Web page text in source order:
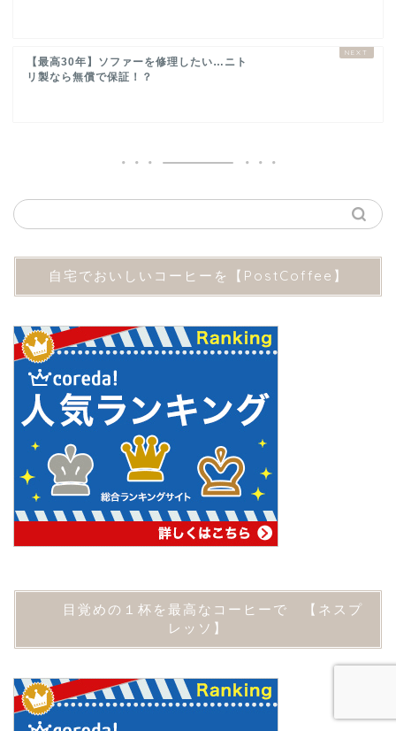
【最高30年】ソファーを修理したい…ニト
リ製なら無償で保証！？
自宅でおいしいコーヒーを【PostCoffee】
目覚めの１杯を最高なコーヒーで 【ネスプ
レッソ】